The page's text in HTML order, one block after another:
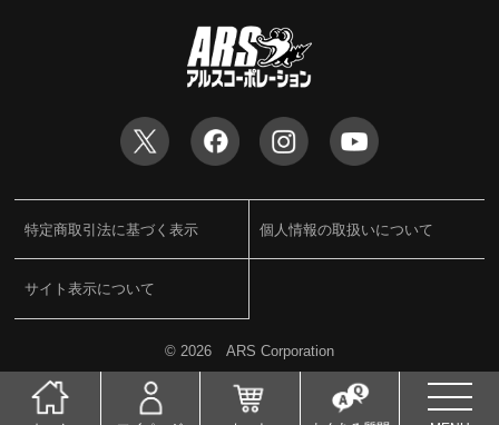
特定商取引法に基づく表示 個人情報の取扱いについて
サイト表示について
© 2026 ARS Corporation